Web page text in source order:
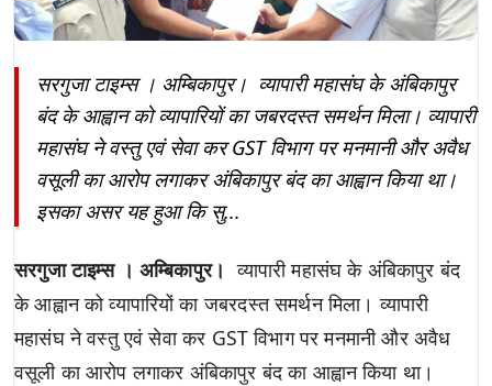
सरगुजा टाइम्स । अम्बिकापुर। व्यापारी महासंघ के अंबिकापुर
बंद के आह्वान को व्यापारियों का जबरदस्त समर्थन मिला। व्यापारी
महासंघ ने वस्तु एवं सेवा कर GST विभाग पर मनमानी और अवैध
वसूली का आरोप लगाकर अंबिकापुर बंद का आह्वान किया था।
इसका असर यह हुआ कि सु...
सरगुजा टाइम्स । अम्बिकापुर। व्यापारी महासंघ के अंबिकापुर बंद
के आह्वान को व्यापारियों का जबरदस्त समर्थन मिला। व्यापारी
महासंघ ने वस्तु एवं सेवा कर GST विभाग पर मनमानी और अवैध
वसूली का आरोप लगाकर अंबिकापुर बंद का आह्वान किया था।